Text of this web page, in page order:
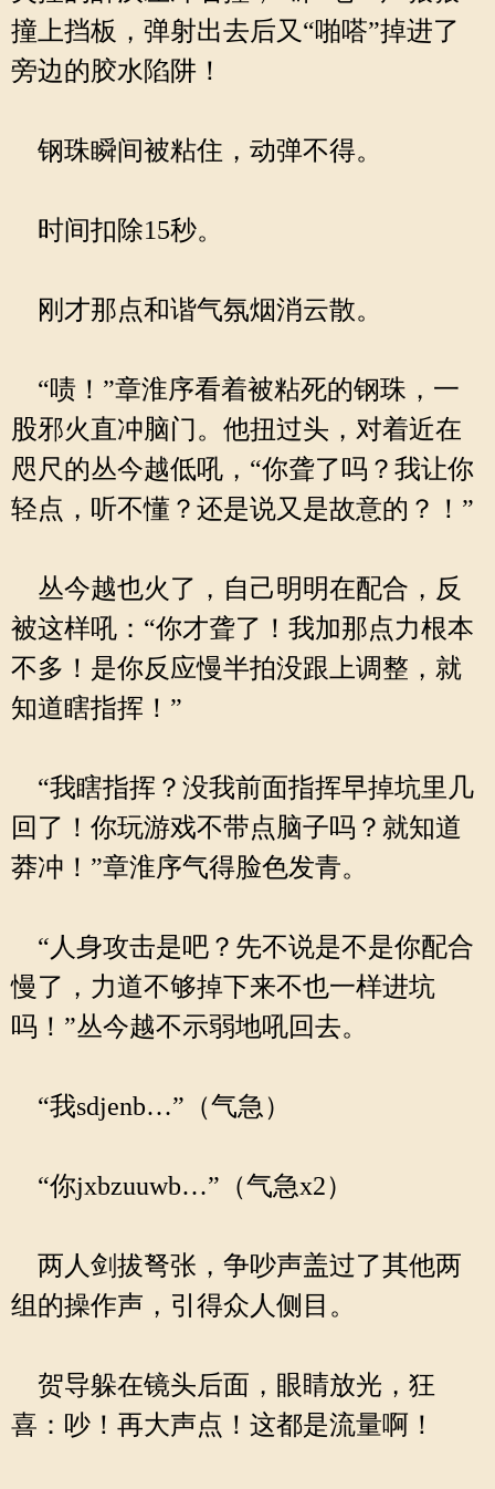
撞上挡板，弹射出去后又“啪嗒”掉进了
旁边的胶水陷阱！
钢珠瞬间被粘住，动弹不得。
时间扣除15秒。
刚才那点和谐气氛烟消云散。
“啧！”章淮序看着被粘死的钢珠，一
股邪火直冲脑门。他扭过头，对着近在
咫尺的丛今越低吼，“你聋了吗？我让你
轻点，听不懂？还是说又是故意的？！”
丛今越也火了，自己明明在配合，反
被这样吼：“你才聋了！我加那点力根本
不多！是你反应慢半拍没跟上调整，就
知道瞎指挥！”
“我瞎指挥？没我前面指挥早掉坑里几
回了！你玩游戏不带点脑子吗？就知道
莽冲！”章淮序气得脸色发青。
“人身攻击是吧？先不说是不是你配合
慢了，力道不够掉下来不也一样进坑
吗！”丛今越不示弱地吼回去。
“我sdjenb…”（气急）
“你jxbzuuwb…”（气急x2）
两人剑拔弩张，争吵声盖过了其他两
组的操作声，引得众人侧目。
贺导躲在镜头后面，眼睛放光，狂
喜：吵！再大声点！这都是流量啊！